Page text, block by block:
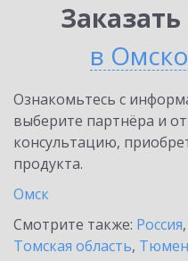
в
Ознакомьтесь с
выберите партнёра и
консультацию,
продукта.
Омск
Смотрите также: Россия,
Томская область,